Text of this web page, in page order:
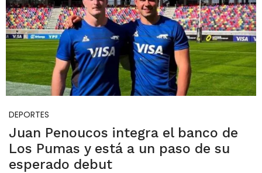
DEPORTES
Juan Penoucos integra el banco de
Los Pumas y está a un paso de su
esperado debut